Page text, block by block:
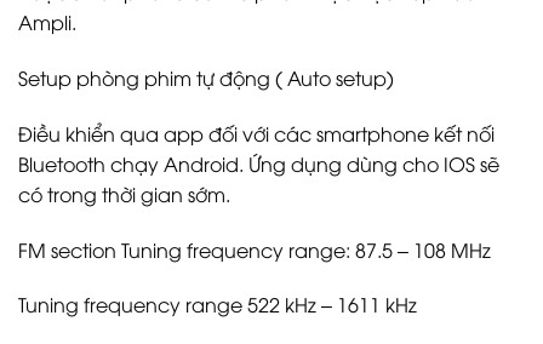
Ampli.
Setup phòng phim tự động ( Auto setup)
Điều khiển qua app đối với các smartphone kết nối
Bluetooth chạy Android. Ứng dụng dùng cho IOS sẽ
có trong thời gian sớm.
FM section Tuning frequency range: 87.5 – 108 MHz
Tuning frequency range 522 kHz – 1611 kHz